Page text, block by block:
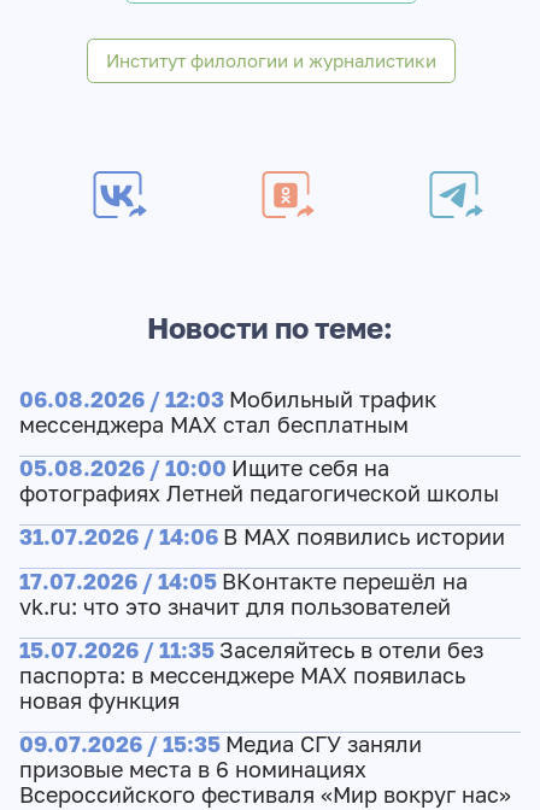
Институт филологии и журналистики
Новости по теме:
06.08.2026 / 12:03 Мобильный трафик
мессенджера MAX стал бесплатным
05.08.2026 / 10:00 Ищите себя на
фотографиях Летней педагогической школы
31.07.2026 / 14:06 В MAX появились истории
17.07.2026 / 14:05 ВКонтакте перешёл на
vk.ru: что это значит для пользователей
15.07.2026 / 11:35 Заселяйтесь в отели без
паспорта: в мессенджере MAX появилась
новая функция
09.07.2026 / 15:35 Медиа СГУ заняли
призовые места в 6 номинациях
Всероссийского фестиваля «Мир вокруг нас»